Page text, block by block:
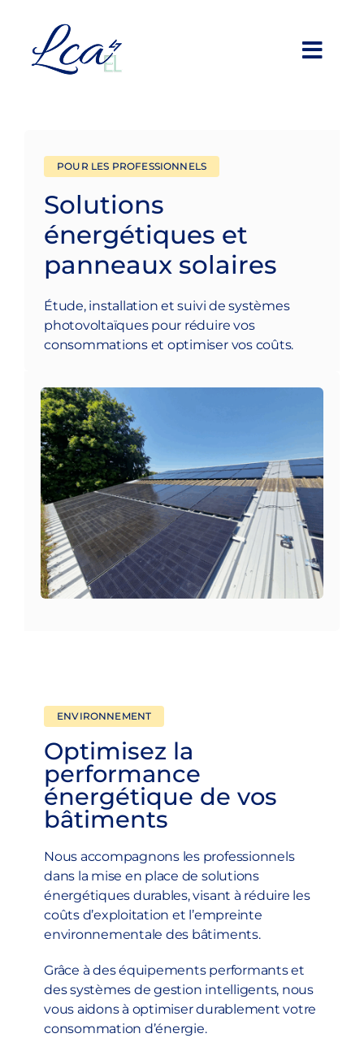
content
Réalisations
Devis en ligne
POUR LES PROFESSIONNELS
Solutions
énergétiques et
panneaux solaires
Étude, installation et suivi de systèmes
photovoltaïques pour réduire vos
consommations et optimiser vos coûts.
ENVIRONNEMENT
Optimisez la
performance
énergétique de vos
bâtiments
Nous accompagnons les professionnels
dans la mise en place de solutions
énergétiques durables, visant à réduire les
coûts d’exploitation et l’empreinte
environnementale des bâtiments.
Grâce à des équipements performants et
des systèmes de gestion intelligents, nous
vous aidons à optimiser durablement votre
consommation d’énergie.